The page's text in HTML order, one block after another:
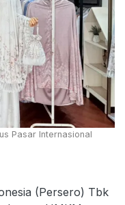
Pasar Internasional
(Persero) Tbk